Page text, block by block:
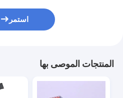
استمر
المنتجات الموصى بها